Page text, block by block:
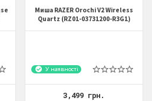
Миша RAZER Orochi V2 Wireless
Quartz (RZ01-03731200-R3G1)
У наявності
3,499 грн.